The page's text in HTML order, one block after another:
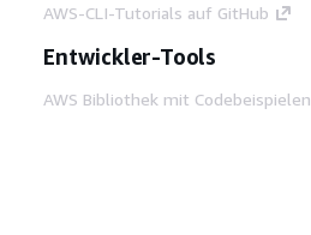
AWS-CLI-Tutorials auf GitHub
Entwickler-Tools
AWS Bibliothek mit Codebeispielen